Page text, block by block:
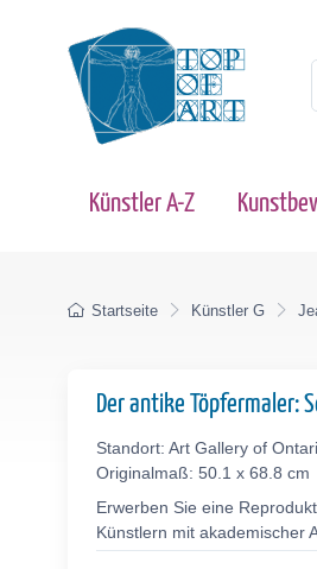
Künstler A-Z
Startseite Künstler G
Der antike
Standort: Art Gallery of
Originalmaß: 50.1 x 68.8 cm
Erwerben Sie eine
Künstlern mit akademischer